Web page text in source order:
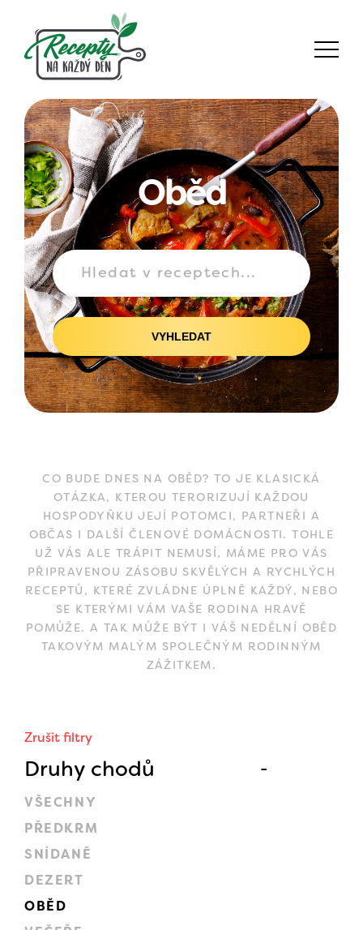
Oběd
VYHLEDAT
Zrušit filtry
Druhy chodů
VŠECHNY
PŘEDKRM
SNÍDANĚ
DEZERT
OBĚD
CO BUDE DNES NA OBĚD? TO JE KLASICKÁ
OTÁZKA, KTEROU TERORIZUJÍ KAŽDOU
HOSPODYŇKU JEJÍ POTOMCI, PARTNEŘI A
OBČAS I DALŠÍ ČLENOVÉ DOMÁCNOSTI. TOHLE
UŽ VÁS ALE TRÁPIT NEMUSÍ, MÁME PRO VÁS
PŘIPRAVENOU ZÁSOBU SKVĚLÝCH A RYCHLÝCH
RECEPTŮ, KTERÉ ZVLÁDNE ÚPLNĚ KAŽDÝ, NEBO
SE KTERÝMI VÁM VAŠE RODINA HRAVĚ
POMŮŽE. A TAK MŮŽE BÝT I VÁŠ NEDĚLNÍ OBĚD
TAKOVÝM MALÝM SPOLEČNÝM RODINNÝM
ZÁŽITKEM.